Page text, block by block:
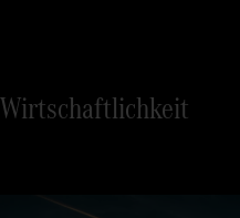
Wirtschaftlichkeit